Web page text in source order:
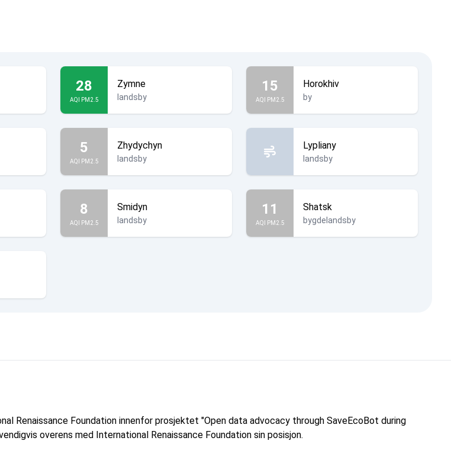
28
AQI PM2.5
Zymne
landsby
15
AQI PM2.5
Horokhiv
by
5
AQI PM2.5
Zhydychyn
landsby
Lypliany
landsby
8
AQI PM2.5
Smidyn
landsby
11
AQI PM2.5
Shatsk
bygdelandsby
Foundation innenfor prosjektet "Open data advocacy through SaveEcoBot during
overens med International Renaissance Foundation sin posisjon.